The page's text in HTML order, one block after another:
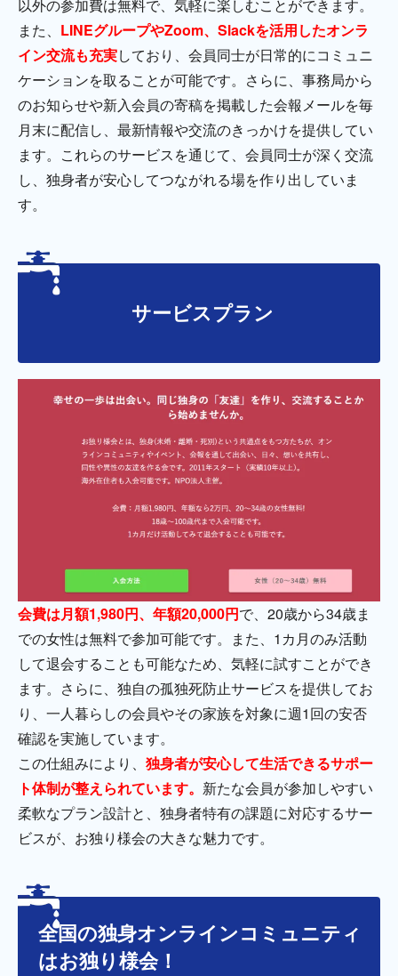
以外の参加費は無料で、気軽に楽しむことができます。
また、 LINEグループやZoom、Slackを活用したオンラ
イン交流も充実しており、会員同士が日常的にコミュニ
ケーションを取ることが可能です。さらに、事務局から
のお知らせや新入会員の寄稿を掲載した会報メールを毎
月末に配信し、最新情報や交流のきっかけを提供してい
ます。これらのサービスを通じて、会員同士が深く交流
し、独身者が安心してつながれる場を作り出していま
す。
サービスプラン
会費は月額1,980円、年額20,000円で、20歳から34歳ま
での女性は無料で参加可能です。また、1カ月のみ活動
して退会することも可能なため、気軽に試すことができ
ます。さらに、独自の孤独死防止サービスを提供してお
り、一人暮らしの会員やその家族を対象に週1回の安否
確認を実施しています。
この仕組みにより、 独身者が安心して生活できるサポー
ト体制が整えられています。 新たな会員が参加しやすい
柔軟なプラン設計と、独身者特有の課題に対応するサー
ビスが、お独り様会の大きな魅力です。
全国の独身オンラインコミュニティ
はお独り様会！